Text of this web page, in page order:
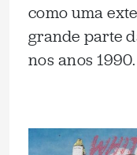
como uma
grande parte
nos anos